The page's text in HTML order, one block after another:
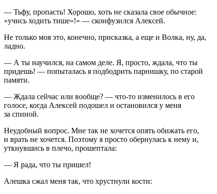
— Тьфу, пропасть! Хорошо, хоть не сказала свое обычное:
«учись ходить тише»!» — сконфузился Алексей.
Не только моя это, конечно, присказка, а еще и Волка, ну, да,
ладно.
— А ты научился, на самом деле. Я, просто, ждала, что ты
придешь! — попыталась я подбодрить парнишку, по старой
памяти.
— Ждала сейчас или вообще? — что-то изменилось в его
голосе, когда Алексей подошел и остановился у меня
за спиной.
Неудобный вопрос. Мне так не хочется опять обижать его,
и врать не хочется. Поэтому я просто обернулась к нему и,
уткнувшись в плечо, прошептала:
— Я рада, что ты пришел!
Алешка сжал меня так, что хрустнули кости: